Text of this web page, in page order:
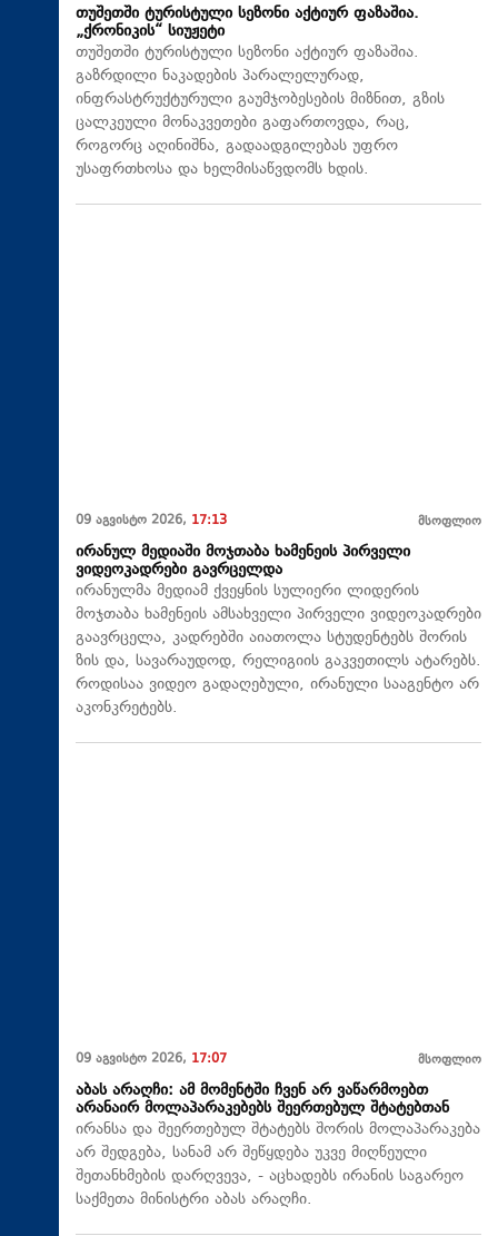
თუშეთში ტურისტული სეზონი აქტიურ ფაზაშია.
„ქრონიკის“ სიუჟეტი
თუშეთში ტურისტული სეზონი აქტიურ ფაზაშია.
გაზრდილი ნაკადების პარალელურად,
ინფრასტრუქტურული გაუმჯობესების მიზნით, გზის
ცალკეული მონაკვეთები გაფართოვდა, რაც,
როგორც აღინიშნა, გადაადგილებას უფრო
უსაფრთხოსა და ხელმისაწვდომს ხდის.
09 აგვისტო 2026, 17:13 მსოფლიო
ირანულ მედიაში მოჯთაბა ხამენეის პირველი
ვიდეოკადრები გავრცელდა
ირანულმა მედიამ ქვეყნის სულიერი ლიდერის
მოჯთაბა ხამენეის ამსახველი პირველი ვიდეოკადრები
გაავრცელა, კადრებში აიათოლა სტუდენტებს შორის
ზის და, სავარაუდოდ, რელიგიის გაკვეთილს ატარებს.
როდისაა ვიდეო გადაღებული, ირანული სააგენტო არ
აკონკრეტებს.
09 აგვისტო 2026, 17:07 მსოფლიო
აბას არაღჩი: ამ მომენტში ჩვენ არ ვაწარმოებთ
არანაირ მოლაპარაკებებს შეერთებულ შტატებთან
ირანსა და შეერთებულ შტატებს შორის მოლაპარაკება
არ შედგება, სანამ არ შეწყდება უკვე მიღწეული
შეთანხმების დარღვევა, - აცხადებს ირანის საგარეო
საქმეთა მინისტრი აბას არაღჩი.